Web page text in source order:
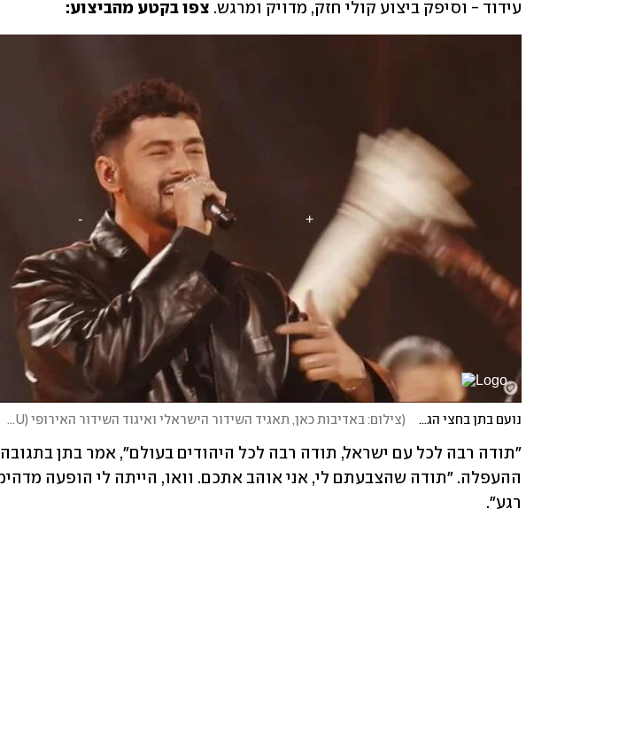
עידוד - וסיפק ביצוע קולי חזק, מדויק ומרגש. צפו בקטע מהביצוע:
נועם בתן בחצי הגמר (צילום: באדיבות כאן, תאגיד השידור הישראלי ואיגוד השידור האירופי (EBU)
רגע״.